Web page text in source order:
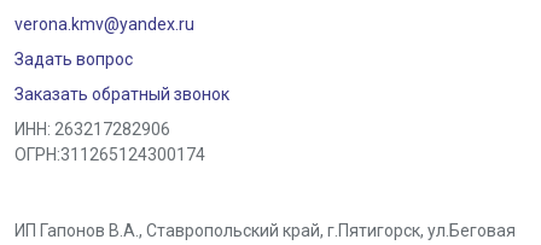
verona.kmv@yandex.ru
Задать вопрос
Заказать обратный звонок
ИНН: 263217282906
ОГРН:311265124300174
ИП Гапонов В.А., Ставропольский край, г.Пятигорск, ул.Беговая